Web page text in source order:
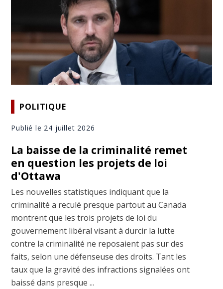
POLITIQUE
Publié le 24 juillet 2026
La baisse de la criminalité remet
en question les projets de loi
d'Ottawa
Les nouvelles statistiques indiquant que la
criminalité a reculé presque partout au Canada
montrent que les trois projets de loi du
gouvernement libéral visant à durcir la lutte
contre la criminalité ne reposaient pas sur des
faits, selon une défenseuse des droits. Tant les
taux que la gravité des infractions signalées ont
baissé dans presque ...